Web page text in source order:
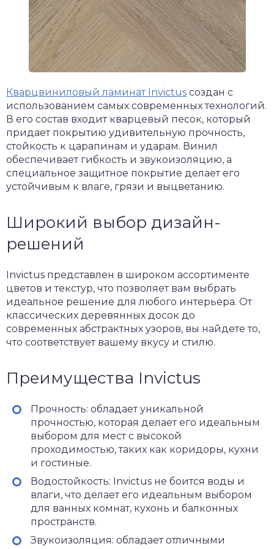
Кварцвиниловый ламинат Invictus создан с
использованием самых современных технологий.
В его состав входит кварцевый песок, который
придает покрытию удивительную прочность,
стойкость к царапинам и ударам. Винил
обеспечивает гибкость и звукоизоляцию, а
специальное защитное покрытие делает его
устойчивым к влаге, грязи и выцветанию.
Широкий выбор дизайн-
решений
Invictus представлен в широком ассортименте
цветов и текстур, что позволяет вам выбрать
идеальное решение для любого интерьера. От
классических деревянных досок до
современных абстрактных узоров, вы найдете то,
что соответствует вашему вкусу и стилю.
Преимущества Invictus
Прочность: обладает уникальной
прочностью, которая делает его идеальным
выбором для мест с высокой
проходимостью, таких как коридоры, кухни
и гостиные.
Водостойкость: Invictus не боится воды и
влаги, что делает его идеальным выбором
для ванных комнат, кухонь и балконных
пространств.
Звукоизоляция: обладает отличными